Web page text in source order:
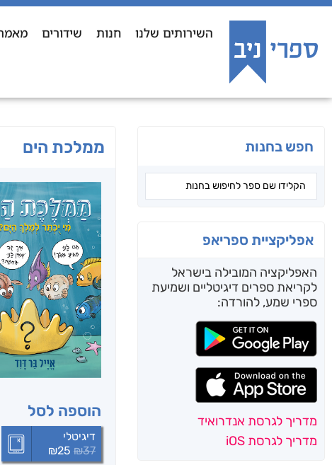
השירותים שלנו חנות שידורים
חפש בחנות
אפליקציית ספריאפ
האפליקציה המובילה בישראל
לקריאת ספרים דיגיטליים ושמיעת
ספרי שמע, להורדה:
מדריך לגרסת אנדרואיד
מדריך לגרסת iOS
ממלכת הים
הוספה לסל
דיגיטלי
₪37
₪25